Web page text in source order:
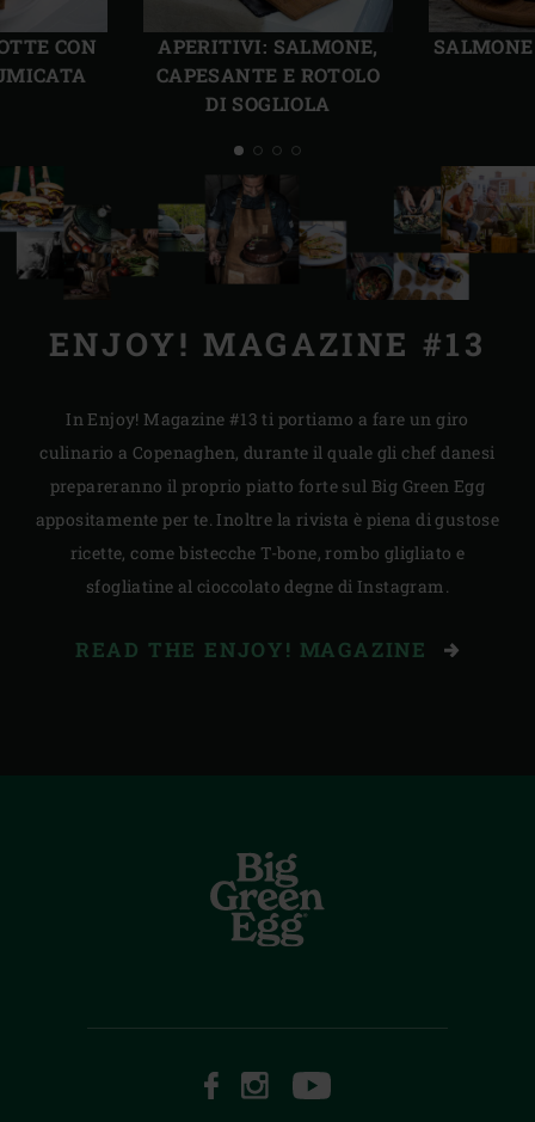
CON
APERITIVI: SALMONE,
CAPESANTE E ROTOLO
DI SOGLIOLA
ENJOY! MAGAZINE #13
In Enjoy! Magazine #13 ti portiamo a fare un giro
culinario a Copenaghen, durante il quale gli chef danesi
prepareranno il proprio piatto forte sul Big Green Egg
appositamente per te. Inoltre la rivista è piena di gustose
ricette, come bistecche T-bone, rombo gligliato e
sfogliatine al cioccolato degne di Instagram.
READ THE ENJOY! MAGAZINE
FACEBOOKINSTAGRAMYOUTUBE